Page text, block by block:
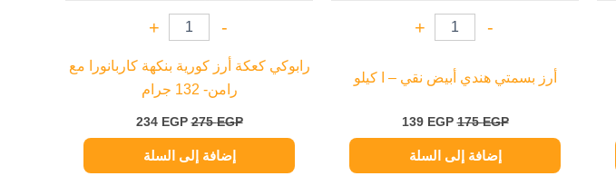
-
+
أرز بسمتي هندي أبيض نقي – ا كيلو
175EGP
139 EGP
إضافة إلى السلة
-
+
رابوكي كعكة أرز كورية بنكهة كاربانورا مع
رامن- 132 جرام
275EGP
234 EGP
إضافة إلى السلة